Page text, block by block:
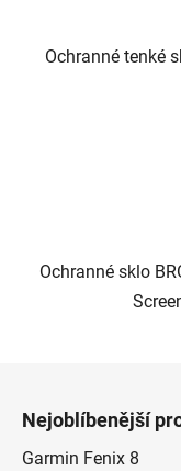
Ochranné tenké
Ochranné sklo
Nejoblíbenější
Garmin Fenix 8